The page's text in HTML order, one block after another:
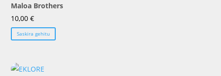
Maloa Brothers
10,00€
Saskira gehitu